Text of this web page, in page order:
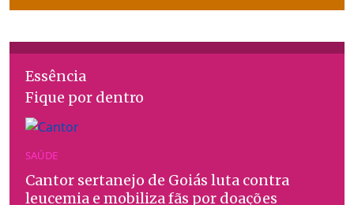
Essência
Fique por dentro
SAÚDE
Cantor sertanejo de Goiás luta contra
leucemia e mobiliza fãs por doações